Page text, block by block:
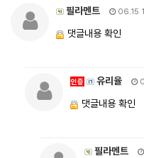
필라멘트 06.15
댓글내용 확인
인증 유리율
댓글내용 확인
필라멘트